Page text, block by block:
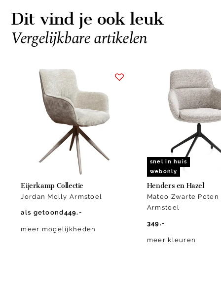
Dit vind je ook leuk
Vergelijkbare artikelen
Eijerkamp Collectie
Jordan Molly Armstoel
als getoond449.-
meer mogelijkheden
snel in huis
webonly
Henders en Hazel
Mateo Zwarte Poten
Armstoel
349.-
meer kleuren